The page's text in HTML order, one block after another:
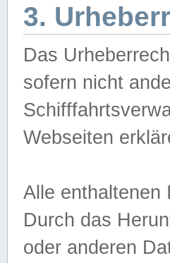
3.
Das
sofern nicht
Webseiten
Alle enthaltenen
Durch das
oder anderen